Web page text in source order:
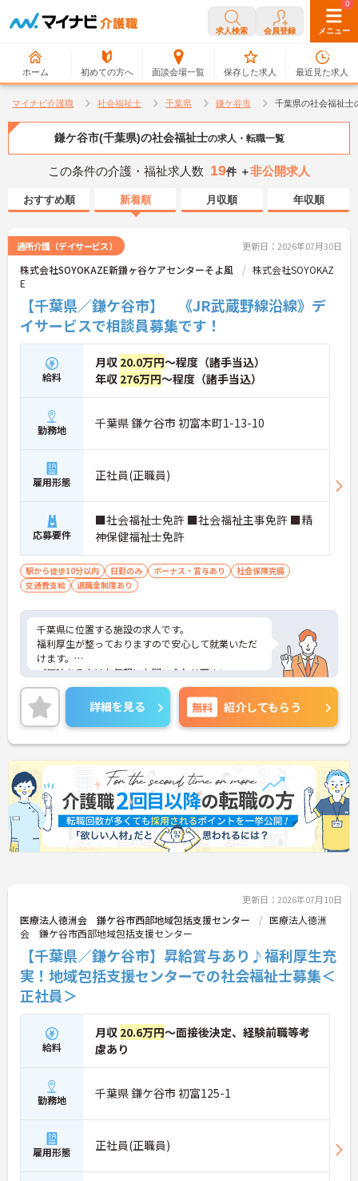
求人検索 会員登録 メニュー
ホーム 初めての方へ 面談会場一覧
0
保存した求人
0
最近見た求人
マイナビ介護職 社会福祉士 千葉県 鎌ケ谷市 千葉県の社会福祉士
鎌ケ谷市(千葉県)の社会福祉士の求人・転職一覧
この条件の介護・福祉求人数 19件 ＋非公開求人
おすすめ順 新着順 月収順 年収順
通所介護（デイサービス） 更新日：2026年07月30日
株式会社SOYOKAZE新鎌ヶ谷ケアセンターそよ風
株式会社SOYOKAZ
E
【千葉県／鎌ケ谷市】 《JR武蔵野線沿線》デ
イサービスで相談員募集です！
給料
月収 20.0万円～程度（諸手当込）
年収 276万円～程度（諸手当込）
勤務地 千葉県 鎌ケ谷市 初富本町1-13-10
雇用形態 正社員(正職員)
応募要件
■社会福祉士免許 ■社会福祉主事免許 ■精
神保健福祉士免許
駅から徒歩10分以内 日勤のみ ボーナス・賞与あり
社会保険完備
交通費支給
退職金制度あり
千葉県に位置する施設の求人です。
福利厚生が整っておりますので安心して就業いただ
けます。
ご興味ある方はお気軽にお問い合わせ下さい。
詳細を見る 無料 紹介してもらう
更新日：2026年07月10日
医療法人徳洲会 鎌ケ谷市西部地域包括支援センター
医療法人徳洲
会 鎌ケ谷市西部地域包括支援センター
【千葉県／鎌ケ谷市】昇給賞与あり♪福利厚生充
実！地域包括支援センターでの社会福祉士募集＜
正社員＞
給料
月収 20.6万円～面接後決定、経験前職等考
慮あり
勤務地 千葉県 鎌ケ谷市 初富125-1
雇用形態 正社員(正職員)